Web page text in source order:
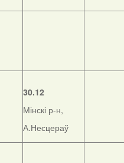
30.12
Мінскі р-н,
А.Несцераў